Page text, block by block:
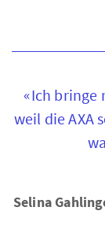
«Ich bringe
weil die AXA
Selina